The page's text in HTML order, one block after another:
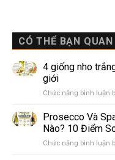
CÓ THỂ BẠN
4 giống nho
giới
Chức năng bình luận
Prosecco Và
Nào? 10 Điểm
Chức năng bình luận